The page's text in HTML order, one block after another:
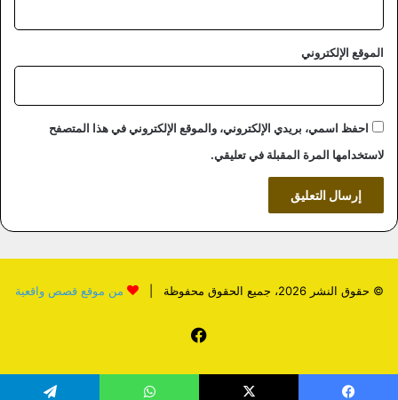
الموقع الإلكتروني
احفظ اسمي، بريدي الإلكتروني، والموقع الإلكتروني في هذا المتصفح
لاستخدامها المرة المقبلة في تعليقي.
© حقوق النشر 2026، جميع الحقوق محفوظة | من موقع قصص واقعية